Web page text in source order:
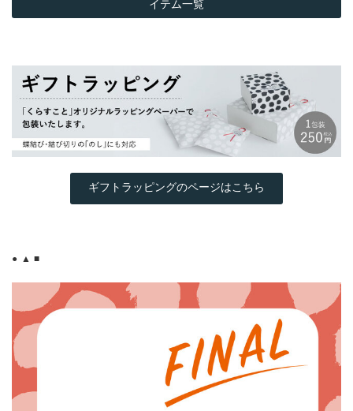
イテム一覧
ギフトラッピングのページはこちら
● ▲ ■